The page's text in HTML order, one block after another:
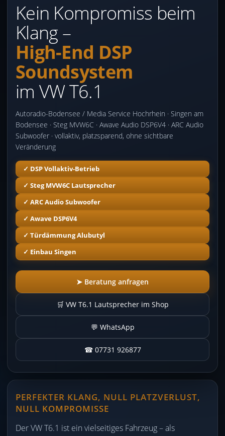
Kein Kompromiss beim
Klang –
High-End DSP
Soundsystem
im VW T6.1
Autoradio-Bodensee / Media Service Hochrhein · Singen am
Bodensee · Steg MVW6C · Awave Audio DSP6V4 · ARC Audio
Subwoofer · vollaktiv, platzsparend, ohne sichtbare
Veränderung
✓ DSP Vollaktiv-Betrieb
✓ Steg MVW6C Lautsprecher
✓ ARC Audio Subwoofer
✓ Awave DSP6V4
✓ Türdämmung Alubutyl
✓ Einbau Singen
➤ Beratung anfragen
🛒 VW T6.1 Lautsprecher im Shop
💬 WhatsApp
☎ 07731 926877
PERFEKTER KLANG, NULL PLATZVERLUST,
NULL KOMPROMISSE
Der VW T6.1 ist ein vielseitiges Fahrzeug – als